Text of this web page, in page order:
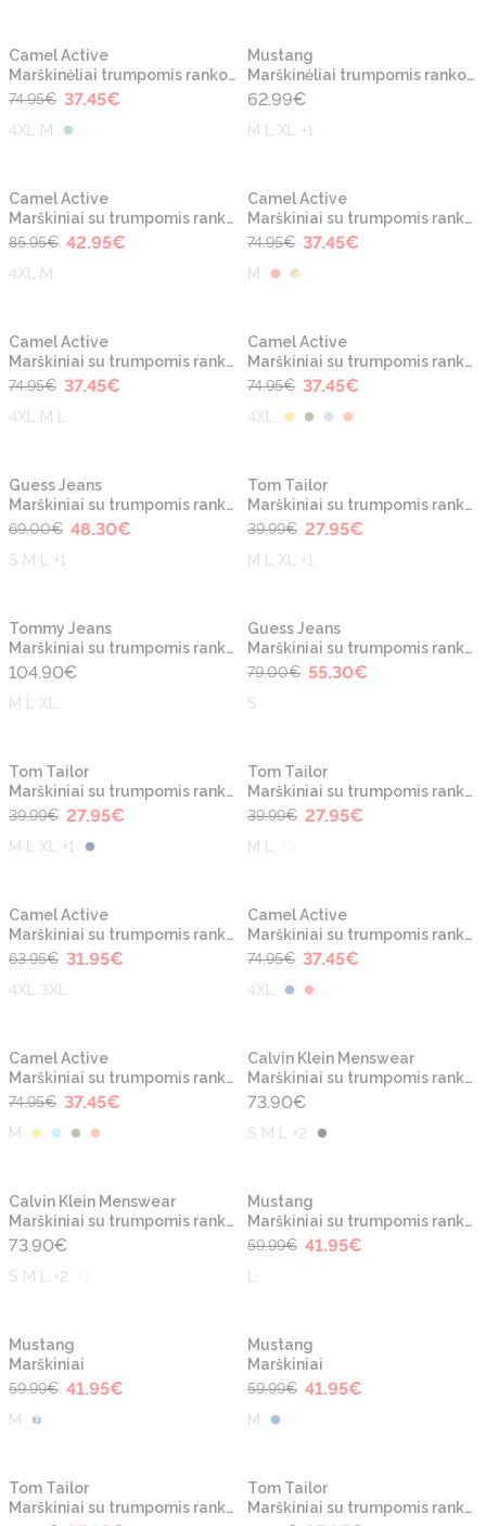
-50%
Camel Active
Marškinėliai trumpomis rankovėmis
74.95€ 37.45€
4XL M
Mustang
Marškinėliai trumpomis rankovėmis
62.99€
M L XL +1
-50%
Camel Active
Marškiniai su trumpomis rankovėmis
85.95€ 42.95€
4XL M
-50%
Camel Active
Marškiniai su trumpomis rankovėmis
74.95€ 37.45€
M
-50%
Camel Active
Marškiniai su trumpomis rankovėmis
74.95€ 37.45€
4XL M L
-50%
Camel Active
Marškiniai su trumpomis rankovėmis
74.95€ 37.45€
4XL
-30%
Guess Jeans
Marškiniai su trumpomis rankovėmis
69.00€ 48.30€
S M L +1
-30%
Tom Tailor
Marškiniai su trumpomis rankovėmis
39.99€ 27.95€
M L XL +1
Tommy Jeans
Marškiniai su trumpomis rankovėmis
104.90€
M L XL
-30%
Guess Jeans
Marškiniai su trumpomis rankovėmis
79.00€ 55.30€
S
-30%
Tom Tailor
Marškiniai su trumpomis rankovėmis
39.99€ 27.95€
M L XL +1
-30%
Tom Tailor
Marškiniai su trumpomis rankovėmis
39.99€ 27.95€
M L
-50%
Camel Active
Marškiniai su trumpomis rankovėmis
63.95€ 31.95€
4XL 3XL
-50%
Camel Active
Marškiniai su trumpomis rankovėmis
74.95€ 37.45€
4XL
-50%
Camel Active
Marškiniai su trumpomis rankovėmis
74.95€ 37.45€
M
Calvin Klein Menswear
Marškiniai su trumpomis rankovėmis
73.90€
S M L +2
Calvin Klein Menswear
Marškiniai su trumpomis rankovėmis
73.90€
S M L +2
-30%
Mustang
Marškiniai su trumpomis rankovėmis
59.99€ 41.95€
-30%
Mustang
Marškiniai
59.99€ 41.95€
M
-30%
Mustang
Marškiniai
59.99€ 41.95€
M
-30%
Tom Tailor
Marškiniai su trumpomis rankovėmis
-30%
Tom Tailor
Marškiniai su trumpomis rankovėmis